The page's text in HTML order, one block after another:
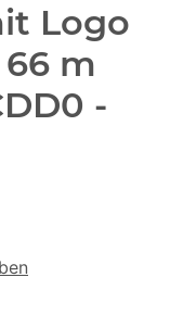
Logo
m
-